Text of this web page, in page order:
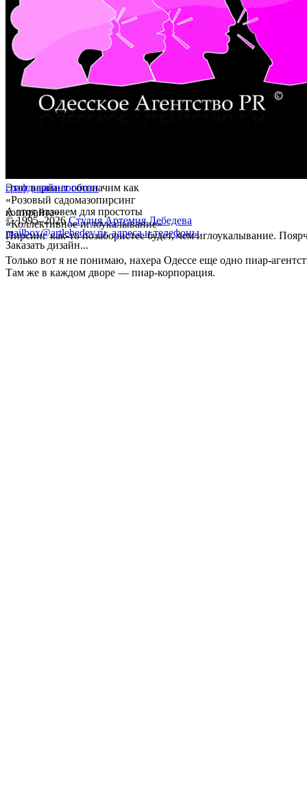
Этот вариант обозначим как
«Розовый садомазопирсинг
копирайта»
А этот назовем для простоты
«Коллективное иглоукалывание»
Пирсинг как-то позабористее будет, чем иглоукалывание.
Только вот я не понимаю, нахера Одессе еще одно пиар-
Там же в каждом дворе — пиар-корпорация.
графдизайнлоготип
© 1995–2026 Студия Артемия Лебедева
mailbox@artlebedev.ru, адреса и телефоны
Заказать дизайн...